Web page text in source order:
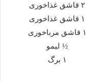
۲ قاشق غذاخوری
۱ قاشق غذاخوری
۱ قاشق مرباخوری
½ لیمو
۱ برگ